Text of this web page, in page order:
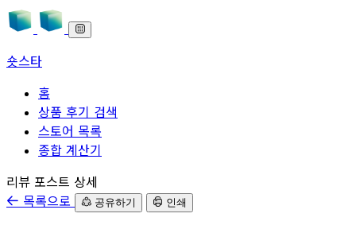
숏스타
홈
상품 후기 검색
스토어 목록
종합 계산기
본문으로 바로가기
리뷰 포스트 상세
목록으로
공유하기 인쇄